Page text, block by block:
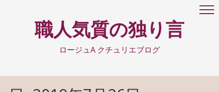
職人気質の独り言
ロージュA クチュリエブログ